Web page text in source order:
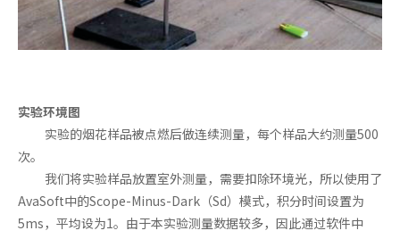
实验环境图
实验的烟花样品被点燃后做连续测量，每个样品大约测量500
次。
我们将实验样品放置室外测量，需要扣除环境光，所以使用了
AvaSoft中的Scope-Minus-Dark（Sd）模式，积分时间设置为
5ms，平均设为1。由于本实验测量数据较多，因此通过软件中